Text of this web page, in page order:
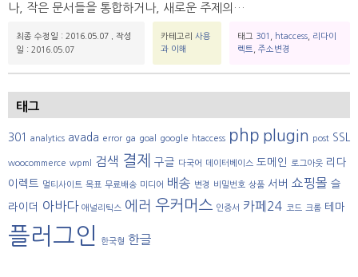
나, 작은 문서들을 통합하거나, 새로운 주제의…
최종 수정일 : 2016.05.07
작성
일 : 2016.05.07
카테고리
사용
과 이해
태그 301 htaccess,
리다이
렉트
주소변경
태그
301 analytics avada error ga goal google htaccess php plugin post SSL
woocommerce wpml 검색 결제 구글 다국어 데이터베이스 도메인 로그아웃 리다
이렉트 멀티사이트 목표 무료배송 미디어 배송 변경 비밀번호 상품 서버 쇼핑몰 슬
라이더 아바다 애널리틱스 에러 우커머스 인증서 카페24 코드 크롬 테마
플러그인 한국형 한글